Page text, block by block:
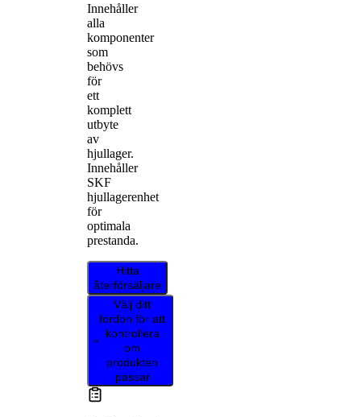
Innehåller
alla
komponenter
som
behövs
för
ett
komplett
utbyte
av
hjullager.
Innehåller
SKF
hjullagerenhet
för
optimala
prestanda.
Hitta
återförsäljare
Välj ditt
fordon för att
kontrollera
om
produkten
passar